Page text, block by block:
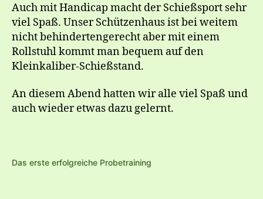
Auch mit Handicap macht der Schießsport sehr
viel Spaß. Unser Schützenhaus ist bei weitem
nicht behindertengerecht aber mit einem
Rollstuhl kommt man bequem auf den
Kleinkaliber-Schießstand.
An diesem Abend hatten wir alle viel Spaß und
auch wieder etwas dazu gelernt.
Das erste erfolgreiche Probetraining